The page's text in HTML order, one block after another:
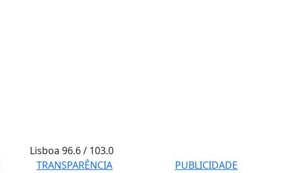
Lisboa96.6 / 103.0
TRANSPARÊNCIA
PUBLICIDADE